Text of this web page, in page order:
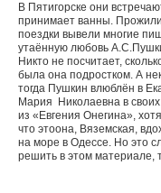
В Пятигорске они
принимает ванны.
поездки вывели многие
утаённую любовь
Никто не посчитает,
была она подростком. А
тогда Пушкин влюблён в
Мария Николаевна в
из «Евгения Онегина»,
что этоона, Вяземская,
на море в Одессе. Но это
решить в этом материале,